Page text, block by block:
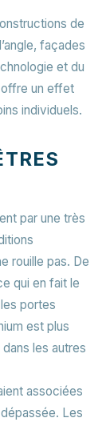
de
façades
et du
un effet
individuels.
par une très
rouille pas. De
qui en fait le
portes
est plus
les autres
associées
Les